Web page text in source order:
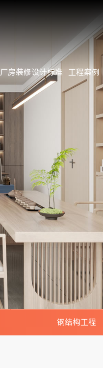
装
厂房装修设计标准 工程案例
钢结构工程